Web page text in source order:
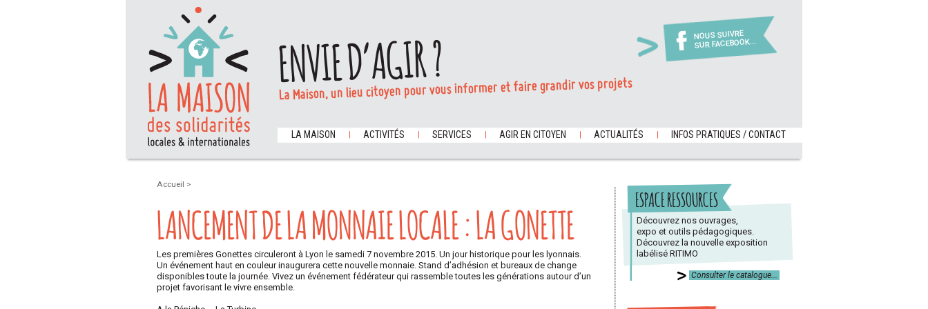
NOUS SUIVRE
SUR FACEBOOK...
ENVIE D’AGIR ?
La Maison, un lieu citoyen pour vous informer et faire grandir vos projets
LA MAISON ACTIVITÉS SERVICES AGIR EN CITOYEN ACTUALITÉS INFOS PRATIQUES / CONTACT
Accueil >
LANCEMENT DE LA MONNAIE LOCALE : LA GONETTE
Les premières Gonettes circuleront à Lyon le samedi 7 novembre 2015. Un jour historique pour les lyonnais.
Un événement haut en couleur inaugurera cette nouvelle monnaie. Stand d’adhésion et bureaux de change
disponibles toute la journée. Vivez un événement fédérateur qui rassemble toutes les générations autour d’un
projet favorisant le vivre ensemble.
ESPACE RESSOURCES
Découvrez nos ouvrages,
expo et outils pédagogiques.
Découvrez la nouvelle exposition
labélisé RITIMO
Consulter le catalogue...